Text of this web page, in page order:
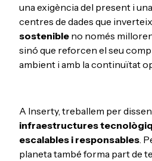
una exigència del present i
centres de dades que
sostenible no només
sinó que reforcen el seu
ambient i amb la continuïtat
A Inserty, treballem per
infraestructures
escalables i responsables.
planeta també forma part de